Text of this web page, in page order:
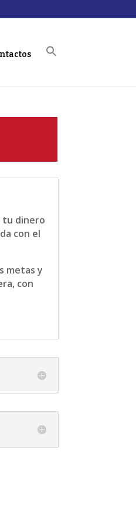
tu dinero
con el
metas y
con